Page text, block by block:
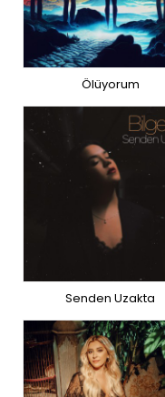
Ölüyorum
Senden Uzakta